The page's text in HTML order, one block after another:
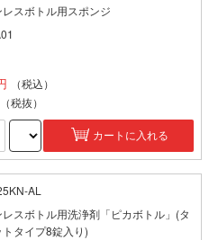
レスボトル用スポンジ
（税込）
（税抜）
カートに入れる
AL
レスボトル用洗浄剤「ピカボトル」(タ
トタイプ8錠入り)